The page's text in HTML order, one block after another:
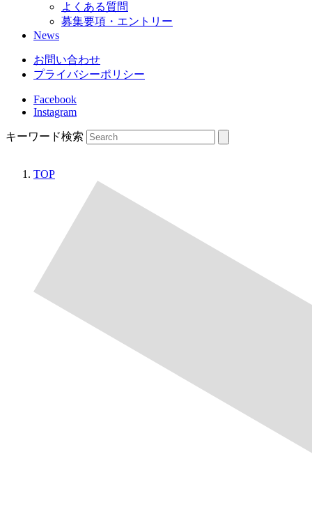
よくある質問
募集要項・エントリー
News
お問い合わせ
プライバシーポリシー
Facebook
Instagram
キーワード検索
TOP